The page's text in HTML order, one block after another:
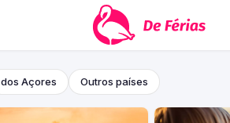
dos Açores Outros países